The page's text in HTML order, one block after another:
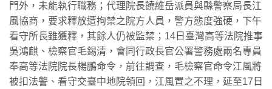
門外，未能執行職務；代理院長饒維岳派員與縣警察局長江
風協商，要求釋放遭拘禁之院方人員，警方態度強硬，下午
看守所長雖獲釋，其餘人仍被監禁；14日臺灣高等法院推事
吳鴻麒、檢察官毛錫清，會同行政長官公署警務處兩名專員
奉高等法院院長楊鵬命令，前往調查，毛檢察官命令江風將
被扣法警、看守交臺中地院領回，江風置之不理，延至17日